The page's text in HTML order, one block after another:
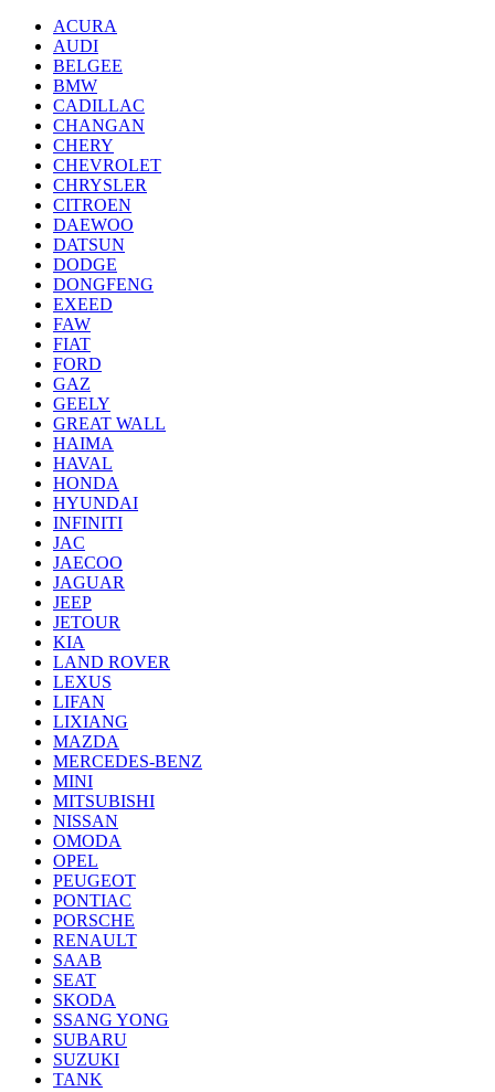
ACURA
AUDI
BELGEE
BMW
CADILLAC
CHANGAN
CHERY
CHEVROLET
CHRYSLER
CITROEN
DAEWOO
DATSUN
DODGE
DONGFENG
EXEED
FAW
FIAT
FORD
GAZ
GEELY
GREAT WALL
HAIMA
HAVAL
HONDA
HYUNDAI
INFINITI
JAC
JAECOO
JAGUAR
JEEP
JETOUR
KIA
LAND ROVER
LEXUS
LIFAN
LIXIANG
MAZDA
MERCEDES-BENZ
MINI
MITSUBISHI
NISSAN
OMODA
OPEL
PEUGEOT
PONTIAC
PORSCHE
RENAULT
SAAB
SEAT
SKODA
SSANG YONG
SUBARU
SUZUKI
TANK